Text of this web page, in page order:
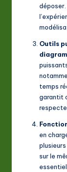
Outils
temps
garantit
en
sur le